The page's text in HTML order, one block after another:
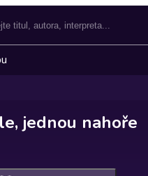
jednou nahoře